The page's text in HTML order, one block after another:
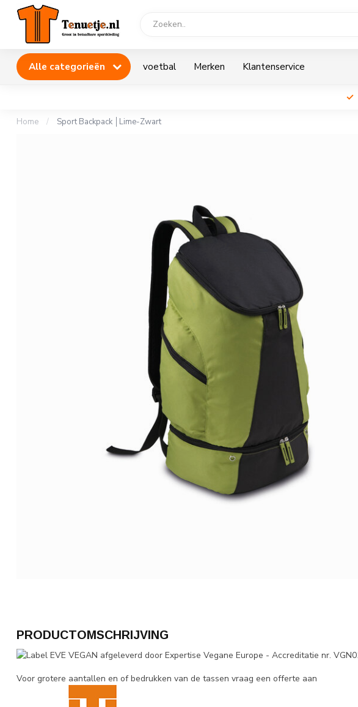
Alle categorieën voetbal Merken Klantenservice
Home / Sport Backpack │Lime-Zwart
PRODUCTOMSCHRIJVING
Voor grotere aantallen en of bedrukken van de tassen vraag een offerte aan